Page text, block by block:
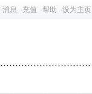
·消息 ·充值 ·帮助 ·设为主页